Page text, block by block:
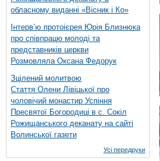
обласному виданні «Вісник і Ко»
Інтерв’ю протоієрея Юрія Близнюка
про співпрацю молоді та
представників церкви
Розмовляла Оксана Федорук
Зцілений молитвою
Стаття Олени Лівіцької про
чоловічий монастир Успіння
Пресвятої Богородиці в с. Сокіл
Рожищанського деканату на сайті
Волинської газети
Усі передруки